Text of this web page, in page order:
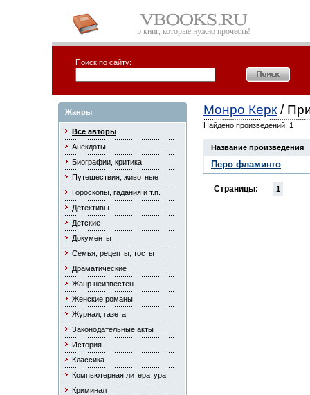
5 книг, которые нужно прочесть!
Поиск по сайту:
Жанры
Все авторы
Анекдоты
Биографии, критика
Путешествия, животные
Гороскопы, гадания и т.п.
Детективы
Детские
Документы
Семья, рецепты, тосты
Драматические
Жанр неизвестен
Женские романы
Журнал, газета
Законодательные акты
История
Классика
Компьютерная литература
Криминал
Монро Керк /
Найдено произведений: 1
Название произведения
Перо фламинго
Страницы: 1